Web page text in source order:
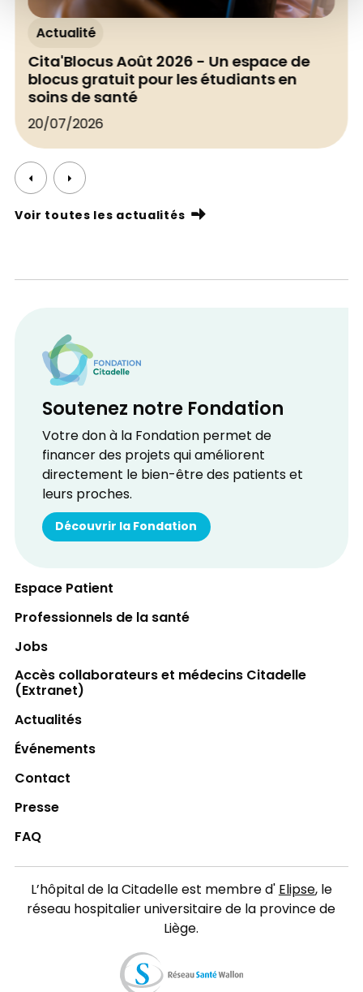
Actualité
Cita'Blocus Août 2026 - Un espace de
blocus gratuit pour les étudiants en
soins de santé
20/07/2026
Voir toutes les actualités
Soutenez notre Fondation
Votre don à la Fondation permet de
financer des projets qui améliorent
directement le bien-être des patients et
leurs proches.
Découvrir la Fondation
Espace Patient
Professionnels de la santé
Jobs
Accès collaborateurs et médecins Citadelle
(Extranet)
Actualités
Événements
Contact
Presse
FAQ
L’hôpital de la Citadelle est membre d'Elipse, le
réseau hospitalier universitaire de la province de
Liège.